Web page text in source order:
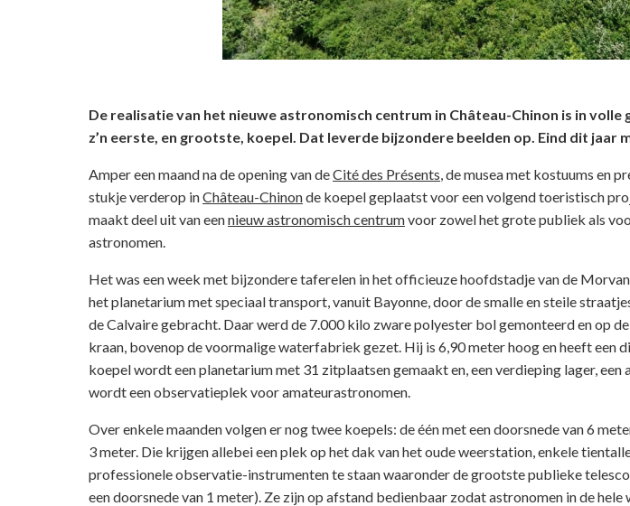
De realisatie van het nieuwe astronomisch centrum in Château-Chinon is in volle
z’n eerste, en grootste, koepel. Dat leverde bijzondere beelden op. Eind dit jaar
Amper een maand na de opening van deCité des Présents, de musea met kostuums en
stukje verderop inChâteau-Chinonde koepel geplaatst voor een volgend toeristisch
maakt deel uit van eennieuw astronomisch centrumvoor zowel het grote publiek als
astronomen.
Het was een week met bijzondere taferelen in het officieuze hoofdstadje van de
het planetarium met speciaal transport, vanuit Bayonne, door de smalle en steile
de Calvaire gebracht. Daar werd de 7.000 kilo zware polyester bol gemonteerd en op
kraan, bovenop de voormalige waterfabriek gezet. Hij is 6,90 meter hoog en heeft een
koepel wordt een planetarium met 31 zitplaatsen gemaakt en, een verdieping lager,
wordt een observatieplek voor amateurastronomen.
Over enkele maanden volgen er nog twee koepels: de één met een doorsnede van 6
3 meter. Die krijgen allebei een plek op het dak van het oude weerstation, enkele
professionele observatie-instrumenten te staan waaronder de grootste publieke
een doorsnede van 1 meter). Ze zijn op afstand bedienbaar zodat astronomen in de